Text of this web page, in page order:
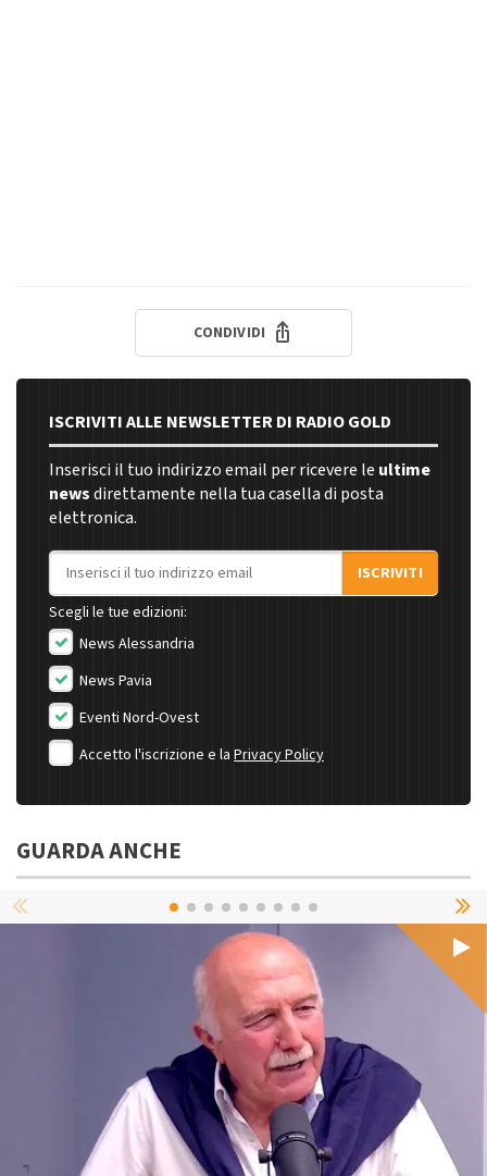
CONDIVIDI
ISCRIVITI ALLE NEWSLETTER DI RADIO GOLD
Inserisci il tuo indirizzo email per ricevere le ultime
newsdirettamente nella tua casella di posta
elettronica.
Indirizzo email
ISCRIVITI
Scegli le tue edizioni:
News Alessandria
News Pavia
Eventi Nord-Ovest
Accetto l'iscrizione e la Privacy Policy
GUARDA ANCHE